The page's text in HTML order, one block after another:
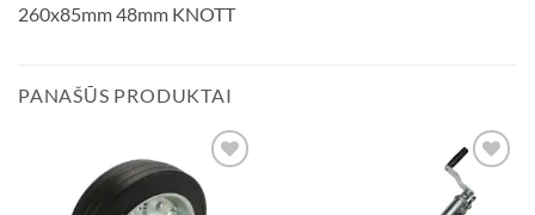
260x85mm 48mm KNOTT
PANAŠŪS PRODUKTAI
Add to
wishlist
Add to
wishlist